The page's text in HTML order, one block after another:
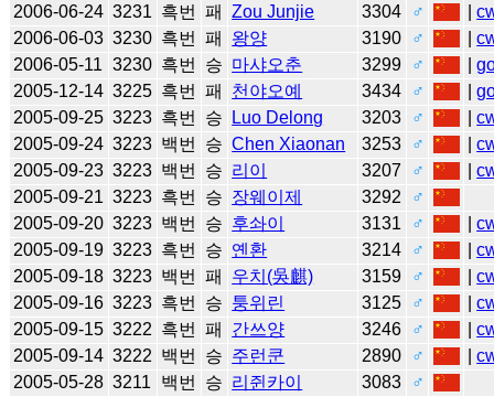
2006-06-24 3231 흑번 패 Zou Junjie 3304 ♂ |
2006-06-03 3230 흑번 패 왕양 3190 ♂ |
2006-05-11 3230 흑번 승 마샤오춘 3299 ♂ |
2005-12-14 3225 흑번 패 천야오예 3434 ♂ |
2005-09-25 3223 흑번 승 Luo Delong 3203 ♂ |
2005-09-24 3223 백번 승 Chen Xiaonan 3253 ♂ |
2005-09-23 3223 백번 승 리이 3207 ♂ |
2005-09-21 3223 흑번 승 장웨이제 3292
♂
2005-09-20 3223 백번 승 후솨이 3131 ♂ |
2005-09-19 3223 흑번 승 옌환 3214 ♂ |
2005-09-18 3223 백번 패 우치(吳麒) 3159 ♂ |
2005-09-16 3223 흑번 승 퉁위린 3125 ♂ |
2005-09-15 3222 흑번 패 간쓰양 3246 ♂ |
2005-09-14 3222 백번 승 주런쿤 2890 ♂ |
2005-05-28 3211 백번 승 리쥔카이 3083
♂